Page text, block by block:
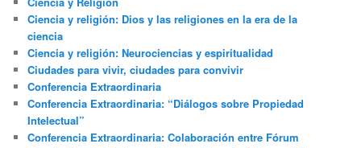
Ciencia y religión: Dios y las religiones en la era de la
ciencia
Ciencia y religión: Neurociencias y espiritualidad
Ciudades para vivir, ciudades para convivir
Conferencia Extraordinaria
Conferencia Extraordinaria: “Diálogos sobre Propiedad
Intelectual”
Conferencia Extraordinaria: Colaboración entre Fórum